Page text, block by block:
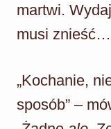
martwi.
musi
„Kochanie,
sposób” –